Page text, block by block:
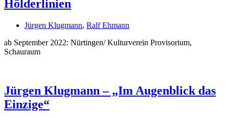
Hölderlinien
Jürgen Klugmann, Ralf Ehmann
ab September 2022: Nürtingen/ Kulturverein Provisorium,
Schauraum
Jürgen Klugmann – „Im Augenblick das
Einzige“